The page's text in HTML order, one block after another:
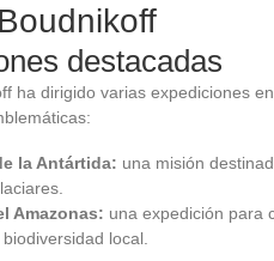
destacadas
ha dirigido varias expediciones
la Antártida: una misión
Amazonas: una expedición para
local.